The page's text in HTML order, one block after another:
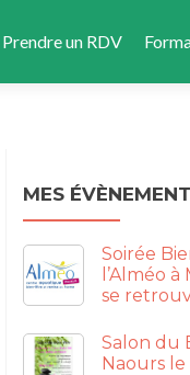
Prendre un RDV
MES
Soirée
l’Alméo
se
Salon du
Naours le